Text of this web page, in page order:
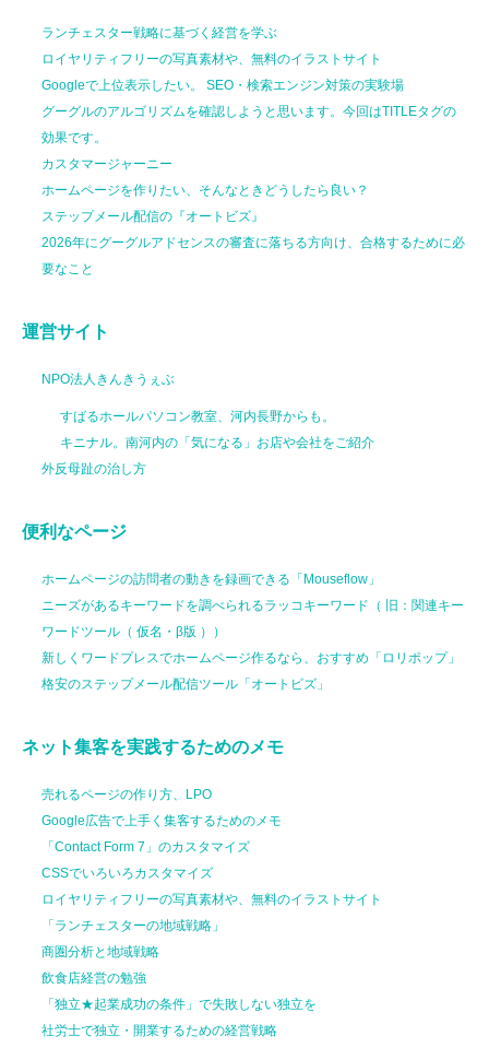
ランチェスター戦略に基づく経営を学ぶ
ロイヤリティフリーの写真素材や、無料のイラストサイト
Googleで上位表示したい。 SEO・検索エンジン対策の実験場
グーグルのアルゴリズムを確認しようと思います。今回はTITLEタグの
効果です。
カスタマージャーニー
ホームページを作りたい、そんなときどうしたら良い？
ステップメール配信の『オートビズ』
2026年にグーグルアドセンスの審査に落ちる方向け、合格するために必
要なこと
運営サイト
NPO法人きんきうぇぶ
すばるホールパソコン教室、河内長野からも。
キニナル。南河内の「気になる」お店や会社をご紹介
外反母趾の治し方
便利なページ
ホームページの訪問者の動きを録画できる「Mouseflow」
ニーズがあるキーワードを調べられるラッコキーワード（ 旧：関連キー
ワードツール（ 仮名・β版 ））
新しくワードプレスでホームページ作るなら、おすすめ「ロリポップ」
格安のステップメール配信ツール「オートビズ」
ネット集客を実践するためのメモ
売れるページの作り方、LPO
Google広告で上手く集客するためのメモ
「Contact Form 7」のカスタマイズ
CSSでいろいろカスタマイズ
ロイヤリティフリーの写真素材や、無料のイラストサイト
「ランチェスターの地域戦略」
商圏分析と地域戦略
飲食店経営の勉強
「独立★起業成功の条件」で失敗しない独立を
社労士で独立・開業するための経営戦略